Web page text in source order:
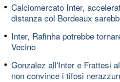
Calciomercato Inter,
distanza col Bordeaux
Inter, Rafinha potrebbe
Vecino
Gonzalez all'Inter e Frattesi
non convince i tifosi